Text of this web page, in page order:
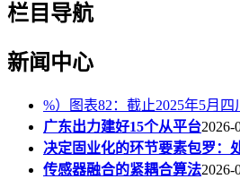
栏目导航
新闻中心
%）图表82：截止2025年5月
广东出力建好15个从平台2026-
决定固业化的环节要素包罗：
传感器融合的紧耦合算法2026-